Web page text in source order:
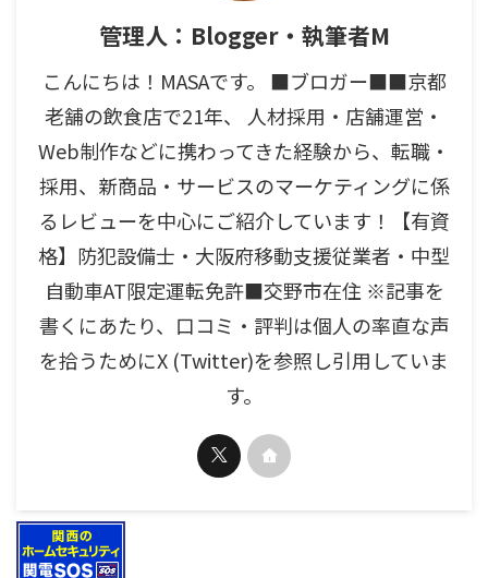
管理人：Blogger・執筆者M
こんにちは！MASAです。 ■ブロガー■■京都
老舗の飲食店で21年、 人材採用・店舗運営・
Web制作などに携わってきた経験から、転職・
採用、新商品・サービスのマーケティングに係
るレビューを中心にご紹介しています！【有資
格】防犯設備士・大阪府移動支援従業者・中型
自動車AT限定運転免許■交野市在住 ※記事を
書くにあたり、口コミ・評判は個人の率直な声
を拾うためにX (Twitter)を参照し引用していま
す。